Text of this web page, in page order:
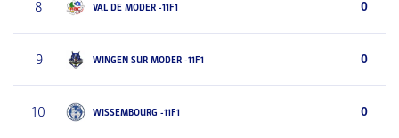
8 VAL DE MODER -11F1 0
9 WINGEN SUR MODER -11F1 0
10 WISSEMBOURG -11F1 0